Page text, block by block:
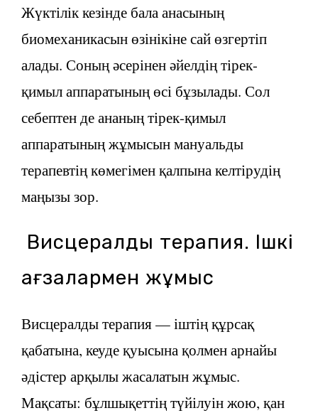
Жүктілік кезінде бала анасының
биомеханикасын өзінікіне сай өзгертіп
алады. Соның әсерінен әйелдің тірек-
қимыл аппаратының өсі бұзылады. Сол
себептен де ананың тірек-қимыл
аппаратының жұмысын мануальды
терапевтің көмегімен қалпына келтірудің
маңызы зор.
Висцералды терапия. Ішкі
ағзалармен жұмыс
Висцералды терапия — іштің құрсақ
қабатына, кеуде қуысына қолмен арнайы
әдістер арқылы жасалатын жұмыс.
Мақсаты: бұлшықеттің түйілуін жою, қан